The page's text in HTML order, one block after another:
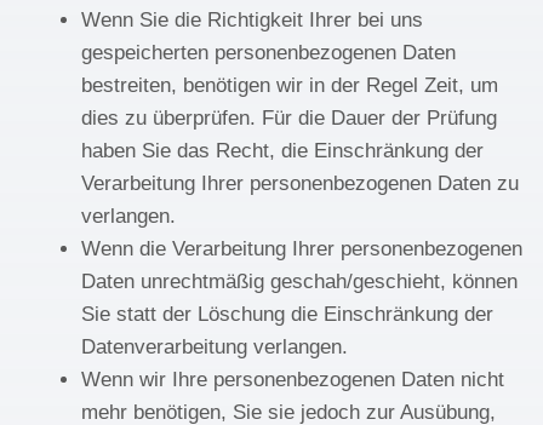
Wenn Sie die Richtigkeit Ihrer bei uns
gespeicherten personenbezogenen Daten
bestreiten, benötigen wir in der Regel Zeit, um
dies zu überprüfen. Für die Dauer der Prüfung
haben Sie das Recht, die Einschränkung der
Verarbeitung Ihrer personenbezogenen Daten zu
verlangen.
Wenn die Verarbeitung Ihrer personenbezogenen
Daten unrechtmäßig geschah/geschieht, können
Sie statt der Löschung die Einschränkung der
Datenverarbeitung verlangen.
Wenn wir Ihre personenbezogenen Daten nicht
mehr benötigen, Sie sie jedoch zur Ausübung,